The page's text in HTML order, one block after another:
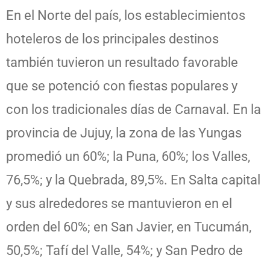
En el Norte del país, los establecimientos
hoteleros de los principales destinos
también tuvieron un resultado favorable
que se potenció con fiestas populares y
con los tradicionales días de Carnaval. En la
provincia de Jujuy, la zona de las Yungas
promedió un 60%; la Puna, 60%; los Valles,
76,5%; y la Quebrada, 89,5%. En Salta capital
y sus alrededores se mantuvieron en el
orden del 60%; en San Javier, en Tucumán,
50,5%; Tafí del Valle, 54%; y San Pedro de